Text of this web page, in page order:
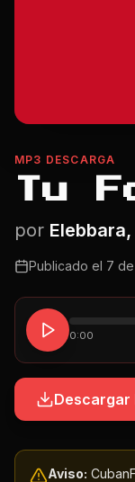
MP3 DESCARGA
Tu
por
Publicado el 7
0:00
Descargar
Aviso: